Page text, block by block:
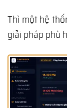
Thì một hệ
giải pháp phù